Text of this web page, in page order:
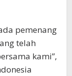
pemenang
telah
kami”,